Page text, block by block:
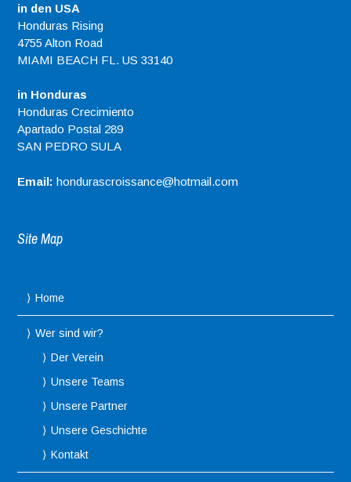
in den USA
Honduras Rising
4755 Alton Road
MIAMI BEACH FL. US 33140
in Honduras
Honduras Crecimiento
Apartado Postal 289
SAN PEDRO SULA
Email: hondurascroissance@hotmail.com
Site Map
Home
Wer sind wir?
Der Verein
Unsere Teams
Unsere Partner
Unsere Geschichte
Kontakt